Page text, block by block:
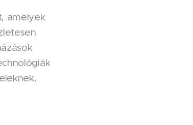
amelyek